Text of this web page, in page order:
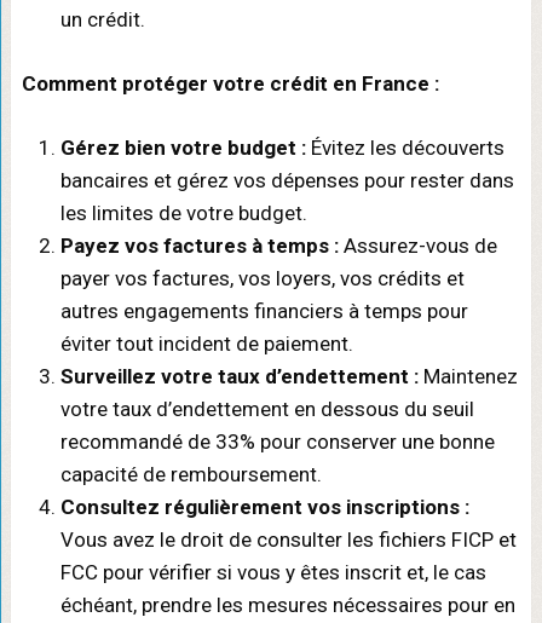
un crédit.
Comment protéger votre crédit en France :
Gérez bien votre budget :Évitez les découverts
bancaires et gérez vos dépenses pour rester dans
les limites de votre budget.
Payez vos factures à temps :Assurez-vous de
payer vos factures, vos loyers, vos crédits et
autres engagements financiers à temps pour
éviter tout incident de paiement.
Surveillez votre taux d’endettement :Maintenez
votre taux d’endettement en dessous du seuil
recommandé de 33% pour conserver une bonne
capacité de remboursement.
Consultez régulièrement vos inscriptions :
Vous avez le droit de consulter les fichiers FICP et
FCC pour vérifier si vous y êtes inscrit et, le cas
échéant, prendre les mesures nécessaires pour en